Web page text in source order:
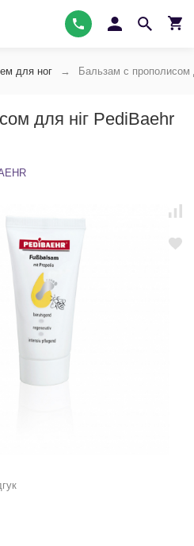
для ног Бальзам с
для ніг PediBaehr